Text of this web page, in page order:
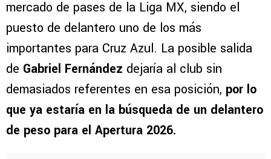
mercado de pases de la Liga MX, siendo el
puesto de delantero uno de los más
importantes para Cruz Azul. La posible salida
de Gabriel Fernández dejaría al club sin
demasiados referentes en esa posición, por lo
que ya estaría en la búsqueda de un delantero
de peso para el Apertura 2026.